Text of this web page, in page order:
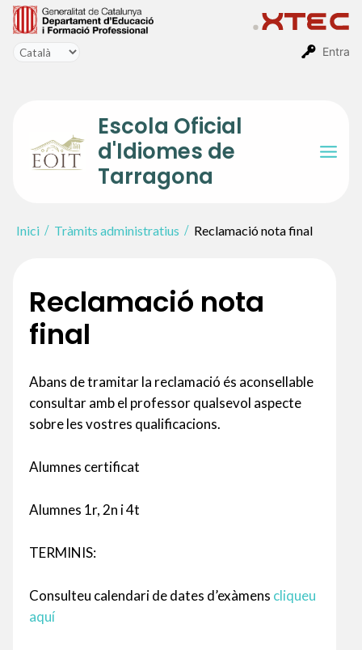
Entra
Vés
contingut
Escola Oficial
d'Idiomes de
Tarragona
Inici Tràmits administratius Reclamació nota final
Reclamació nota
final
Abans de tramitar la reclamació és aconsellable
consultar amb el professor qualsevol aspecte
sobre les vostres qualificacions.
Alumnes certificat
Alumnes 1r, 2n i 4t
TERMINIS:
Consulteu calendari de dates d’exàmens cliqueu
aquí